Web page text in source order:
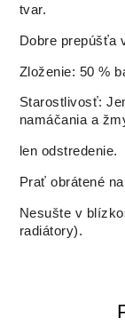
tvar.
Dobre prepúšťa
Zloženie: 50 %
Starostlivosť:
namáčania a
len odstredenie.
Prať obrátené
Nesušte v
radiátory).